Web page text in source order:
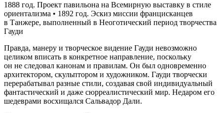
1888 год. Проект павильона на Всемирную выставку в стиле
ориентализма • 1892 год. Эскиз миссии францисканцев
в Танжере, выполненный в Неоготический период творчества
Гауди
Правда, манеру и творческое видение Гауди невозможно
целиком вписать в конкретное направление, поскольку
он не следовал канонам и правилам. Он был одновременно
архитектором, скульптором и художником. Гауди творчески
перерабатывал разные стили, создавая свой индивидуальный
фантастический и даже сюрреалистический мир. Недаром его
шедеврами восхищался Сальвадор Дали.